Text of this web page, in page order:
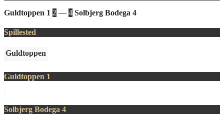
Guldtoppen 1 2 — 4 Solbjerg Bodega 4
Spillested
Guldtoppen
Guldtoppen 1
Solbjerg Bodega 4